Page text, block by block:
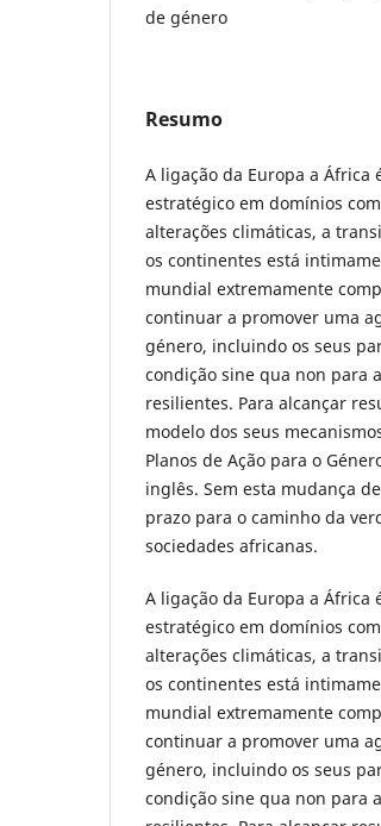
de género
Resumo
A ligação da Europa a
estratégico em domínios
alterações climáticas, a
os continentes está
mundial extremamente
continuar a promover uma
género, incluindo os seus
condição sine qua non para
resilientes. Para alcançar
modelo dos seus
Planos de Ação para o
inglês. Sem esta mudança
prazo para o caminho da
sociedades africanas.
A ligação da Europa a
estratégico em domínios
alterações climáticas, a
os continentes está
mundial extremamente
continuar a promover uma
género, incluindo os seus
condição sine qua non para